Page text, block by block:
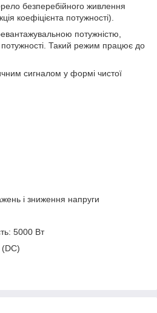
безперебійного живлення
коефіцієнта потужності).
потужністю,
Такий режим працює до
сигналом у формі чистої
і зниження напруги
5000 Вт
(DC)